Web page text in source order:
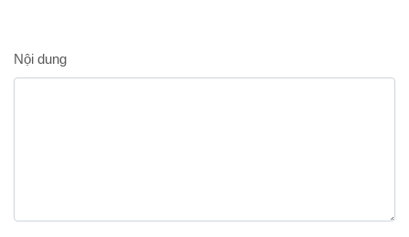
Nội dung